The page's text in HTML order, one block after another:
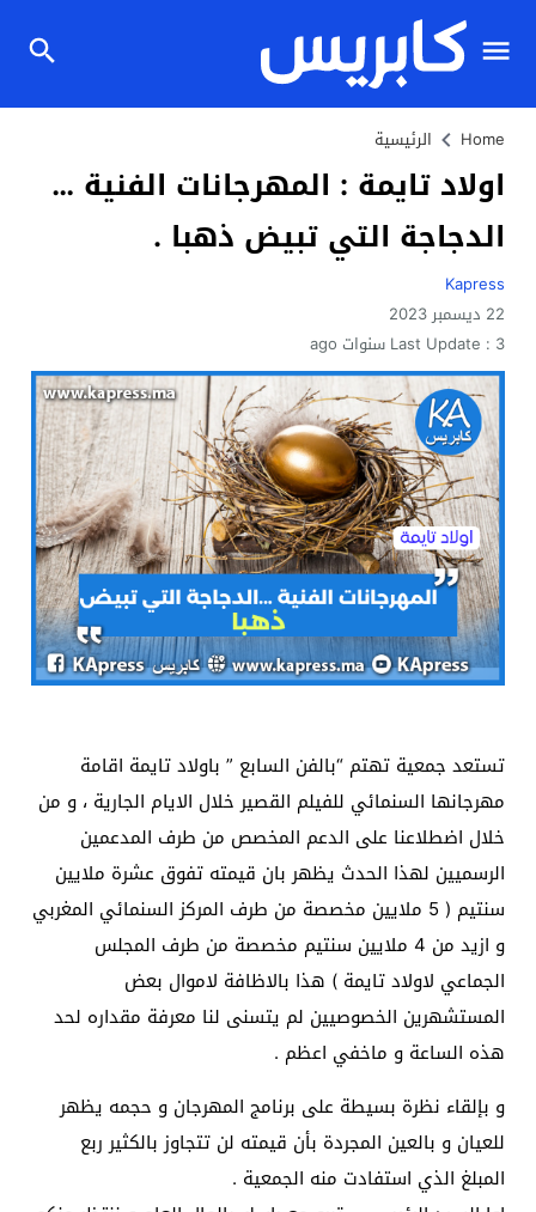
Home الرئيسية
اولاد تايمة : المهرجانات الفنية …
الدجاجة التي تبيض ذهبا .
Kapress
22 ديسمبر 2023
Last Update : 3 سنوات ago
تستعد جمعية تهتم “بالفن السابع ” باولاد تايمة اقامة
مهرجانها السنمائي للفيلم القصير خلال الايام الجارية ، و من
خلال اضطلاعنا على الدعم المخصص من طرف المدعمين
الرسميين لهذا الحدث يظهر بان قيمته تفوق عشرة ملايين
سنتيم ( 5 ملايين مخصصة من طرف المركز السنمائي المغربي
و ازيد من 4 ملايين سنتيم مخصصة من طرف المجلس
الجماعي لاولاد تايمة ) هذا بالاظافة لاموال بعض
المستشهرين الخصوصيين لم يتسنى لنا معرفة مقداره لحد
هذه الساعة و ماخفي اعظم .
و بإلقاء نظرة بسيطة على برنامج المهرجان و حجمه يظهر
للعيان و بالعين المجردة بأن قيمته لن تتجاوز بالكثير ربع
المبلغ الذي استفادت منه الجمعية .